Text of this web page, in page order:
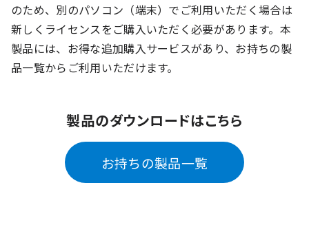
のため、別のパソコン（端末）でご利用いただく場合は
新しくライセンスをご購入いただく必要があります。本
製品には、お得な追加購入サービスがあり、お持ちの製
品一覧からご利用いただけます。
製品のダウンロードはこちら
お持ちの製品一覧